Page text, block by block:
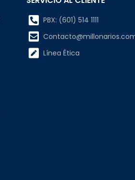
PBX: (601) 514 1111
Línea Ética